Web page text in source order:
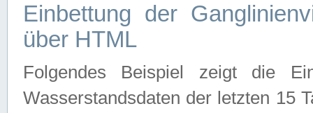
Einbettung der
über HTML
Folgendes Beispiel zeigt die
Wasserstandsdaten der letzten 15